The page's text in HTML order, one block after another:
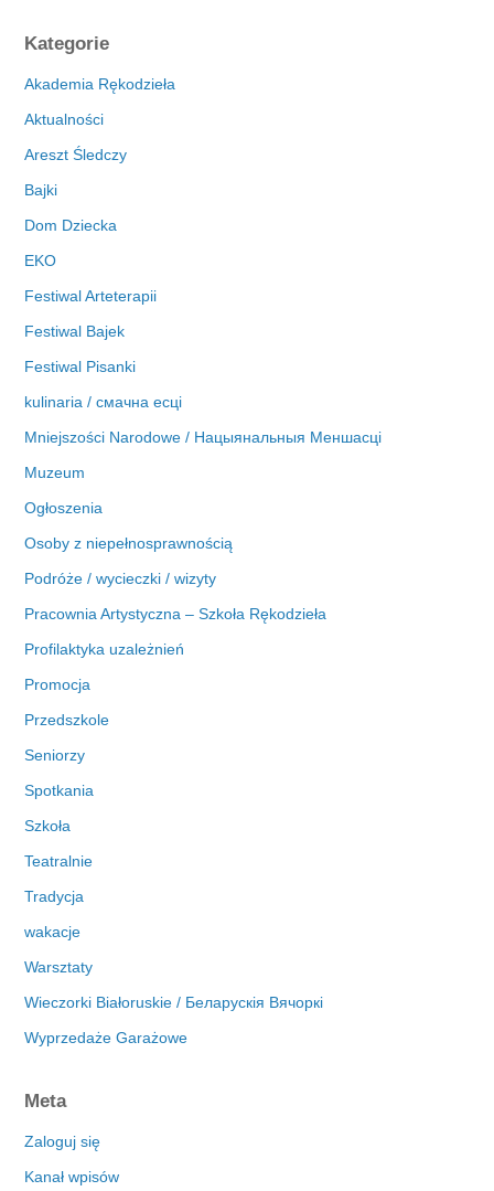
h
i
a
Kategorie
Akademia Rękodzieła
Aktualności
Areszt Śledczy
Bajki
Dom Dziecka
EKO
Festiwal Arteterapii
Festiwal Bajek
Festiwal Pisanki
kulinaria / смачна есці
Mniejszości Narodowe / Нацыянальныя Меншасці
Muzeum
Ogłoszenia
Osoby z niepełnosprawnością
Podróże / wycieczki / wizyty
Pracownia Artystyczna – Szkoła Rękodzieła
Profilaktyka uzależnień
Promocja
Przedszkole
Seniorzy
Spotkania
Szkoła
Teatralnie
Tradycja
wakacje
Warsztaty
Wieczorki Białoruskie / Беларускія Вячоркі
Wyprzedaże Garażowe
Meta
Zaloguj się
Kanał wpisów